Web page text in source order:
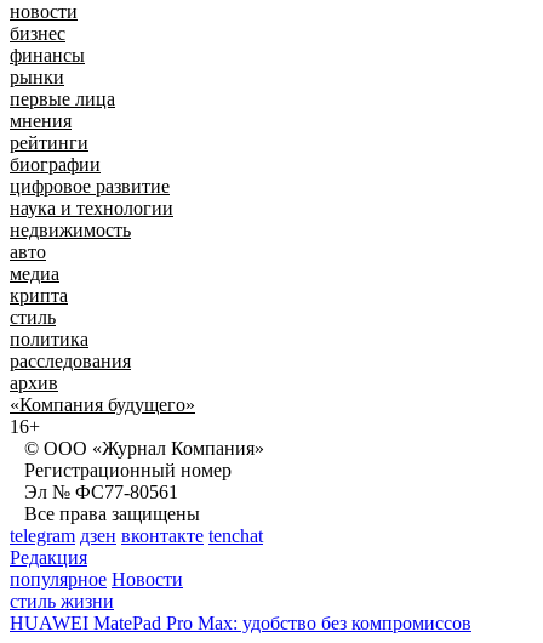
новости
бизнес
финансы
рынки
первые лица
мнения
рейтинги
биографии
цифровое развитие
наука и технологии
недвижимость
авто
медиа
крипта
стиль
политика
расследования
архив
«Компания будущего»
16+
© ООО «Журнал Компания»
Регистрационный номер
Эл № ФС77-80561
Все права защищены
telegram дзен вконтакте tenchat
Редакция
популярное Новости
стиль жизни
HUAWEI MatePad Pro Max: удобство без компромиссов